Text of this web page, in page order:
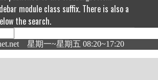
module class suffix. There is also a
the search.
星期一~星期五 08:20~17:20